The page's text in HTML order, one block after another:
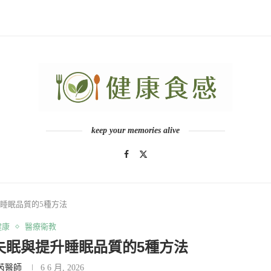
keep your memories alive
眠品質的5種方法
康 醫療衛教
與提升睡眠品質的5種方法
醫師 6 6 月, 2026